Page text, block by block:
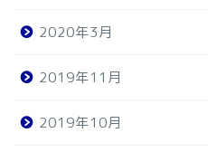
2020年3月
2019年11月
2019年10月